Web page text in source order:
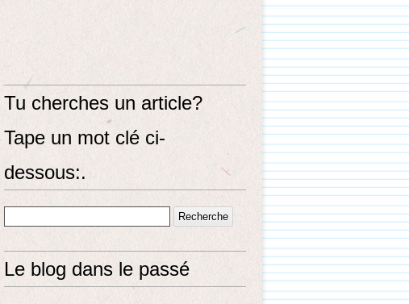
Tu cherches un article?
Tape un mot clé ci-
dessous:.
Le blog dans le passé